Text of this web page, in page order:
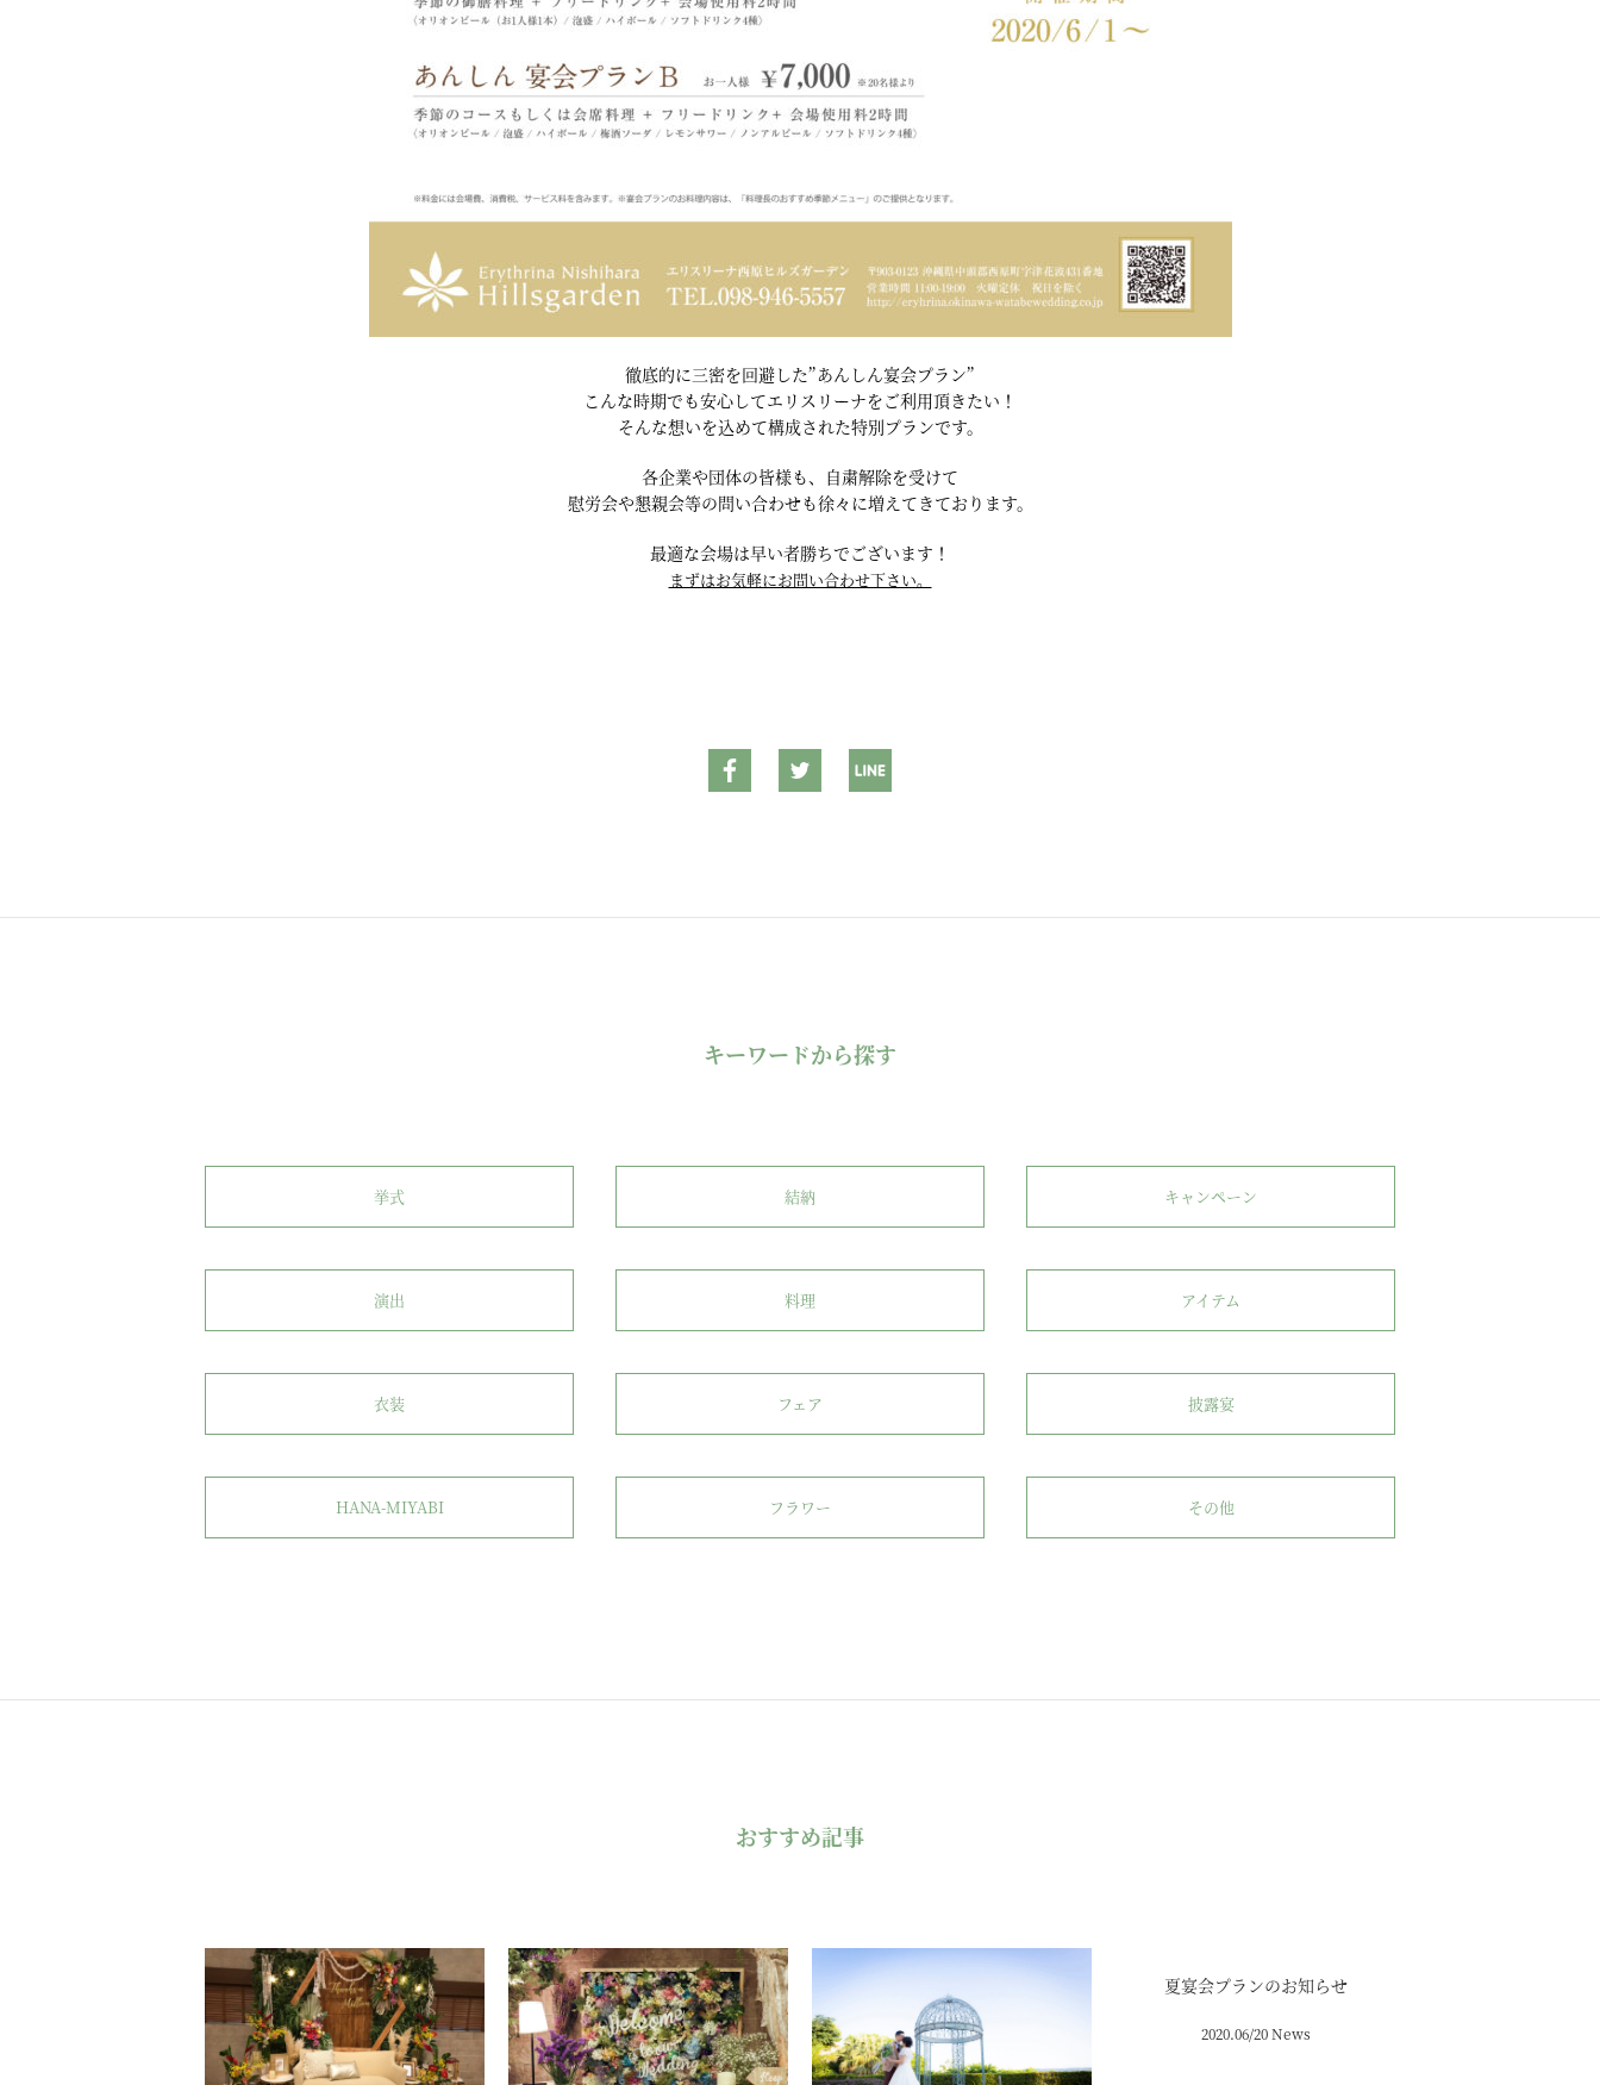
徹底的に三密を回避した”あんしん宴会プラン”
こんな時期でも安心してエリスリーナをご利用頂きたい！
そんな想いを込めて構成された特別プランです。
各企業や団体の皆様も、自粛解除を受けて
慰労会や懇親会等の問い合わせも徐々に増えてきております。
最適な会場は早い者勝ちでございます！
まずはお気軽にお問い合わせ下さい。
キーワードから探す
挙式 結納 キャンペーン
演出 料理 アイテム
衣装 フェア 披露宴
HANA-MIYABI フラワー その他
おすすめ記事
夏宴会プランのお知らせ
2020.06/20 News